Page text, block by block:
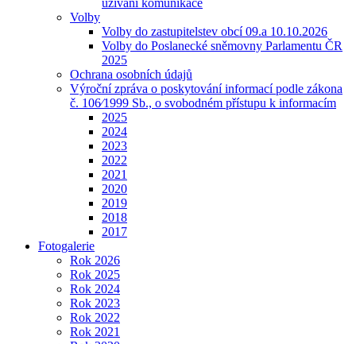
užívání komunikace
Volby
Volby do zastupitelstev obcí 09.a 10.10.2026
Volby do Poslanecké sněmovny Parlamentu ČR
2025
Ochrana osobních údajů
Výroční zpráva o poskytování informací podle zákona
č. 106⁄1999 Sb., o svobodném přístupu k informacím
2025
2024
2023
2022
2021
2020
2019
2018
2017
Fotogalerie
Rok 2026
Rok 2025
Rok 2024
Rok 2023
Rok 2022
Rok 2021